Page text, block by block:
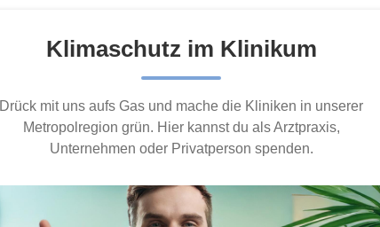
Klimaschutz im Klinikum
Drück mit uns aufs Gas und mache die Kliniken in unserer
Metropolregion grün. Hier kannst du als Arztpraxis,
Unternehmen oder Privatperson spenden.